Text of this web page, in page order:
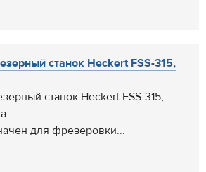
станок Heckert FSS-315,
станок Heckert FSS-315,
для фрезеровки...